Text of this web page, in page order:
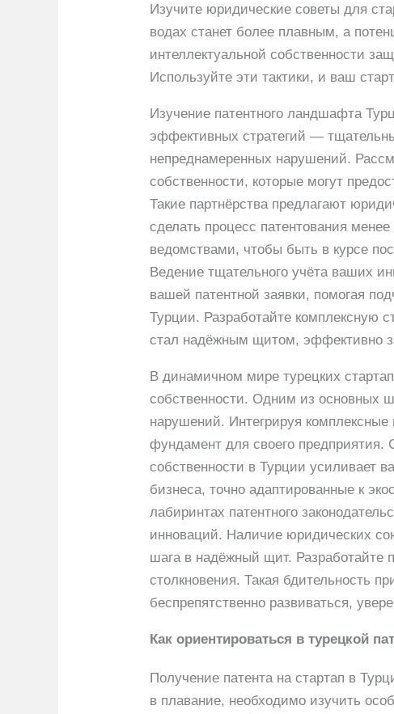
Изучите юридические советы для
водах станет более плавным, а
интеллектуальной собственности
Используйте эти тактики, и ваш
Изучение патентного ландшафта
эффективных стратегий —
непреднамеренных нарушений.
собственности, которые могут
Такие партнёрства предлагают
сделать процесс патентования
ведомствами, чтобы быть в курсе
Ведение тщательного учёта ваших
вашей патентной заявки, помогая
Турции. Разработайте комплексную
стал надёжным щитом, эффективно
В динамичном мире турецких
собственности. Одним из основных
нарушений. Интегрируя
фундамент для своего предприятия.
собственности в Турции усиливает
бизнеса, точно адаптированные к
лабиринтах патентного
инноваций. Наличие юридических
шага в надёжный щит. Разработайте
столкновения. Такая бдительность
беспрепятственно развиваться,
Как ориентироваться в турецкой
Получение патента на стартап в
в плавание, необходимо изучить